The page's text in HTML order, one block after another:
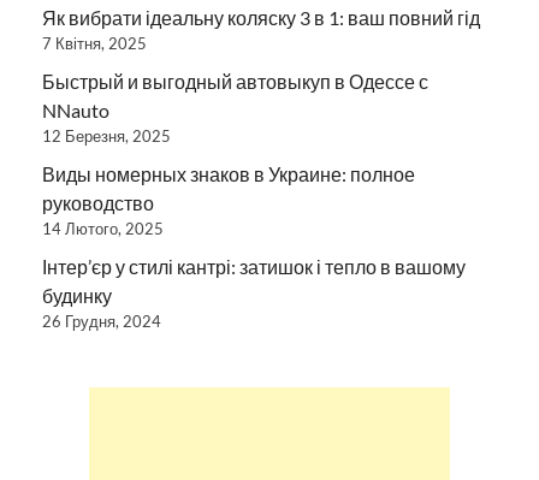
Як вибрати ідеальну коляску 3 в 1: ваш повний гід
7 Квітня, 2025
Быстрый и выгодный автовыкуп в Одессе с
NNauto
12 Березня, 2025
Виды номерных знаков в Украине: полное
руководство
14 Лютого, 2025
Інтер’єр у стилі кантрі: затишок і тепло в вашому
будинку
26 Грудня, 2024